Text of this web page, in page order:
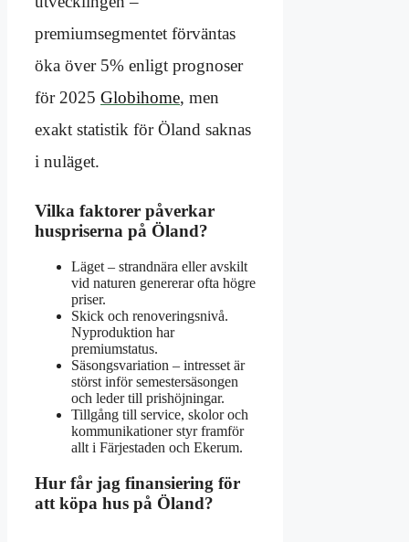
premiumsegmentet förväntas
öka över 5% enligt prognoser
för 2025 Globihome, men
exakt statistik för Öland saknas
i nuläget.
Vilka faktorer påverkar
huspriserna på Öland?
Läget – strandnära eller avskilt
vid naturen genererar ofta högre
priser.
Skick och renoveringsnivå.
Nyproduktion har
premiumstatus.
Säsongsvariation – intresset är
störst inför semestersäsongen
och leder till prishöjningar.
Tillgång till service, skolor och
kommunikationer styr framför
allt i Färjestaden och Ekerum.
Hur får jag finansiering för
att köpa hus på Öland?